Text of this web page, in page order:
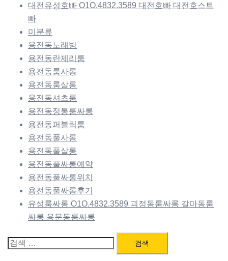
대전유성호빠 O1O.4832.3589 대전호빠 대전호스트
빠
미분류
용전동노래방
용전동란제리룸
용전동룸사롱
용전동룸살롱
용전동셔츠룸
용전동정통룸싸롱
용전동퍼블릭룸
용전동풀사롱
용전동풀살롱
용전동풀싸롱예약
용전동풀싸롱위치
용전동풀싸롱후기
유성룸싸롱 O1O.4832.3589 괴정동룸싸롱 갈마동룸
싸롱 용문동룸싸롱
검